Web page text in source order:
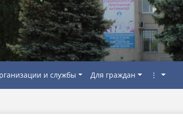
и службы Для граждан ⋮